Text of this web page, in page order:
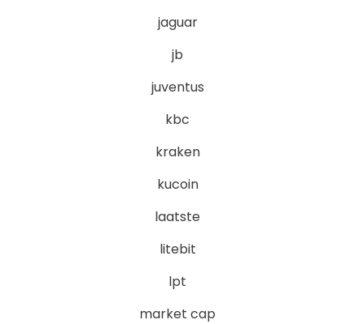
jaguar
jb
juventus
kbc
kraken
kucoin
laatste
litebit
lpt
market cap